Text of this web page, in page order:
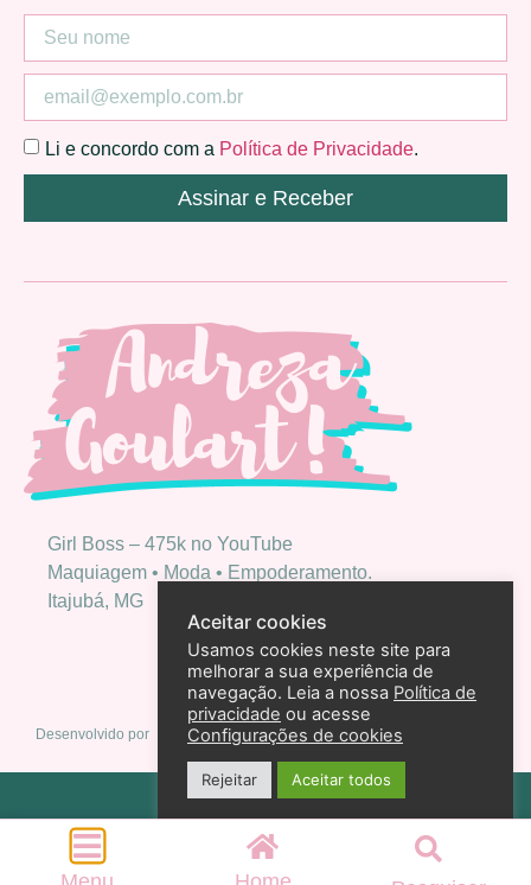
Girl Boss – 475k no YouTube
Maquiagem • Moda • Empoderamento.
Itajubá, MG
Li e concordo com a Política de Privacidade.
Assinar e Receber
Desenvolvido por
Política de privacidade
2026 – Andreza Goulart – Todos os direitos reservados
Aceitar cookies
Usamos cookies neste site para
melhorar a sua experiência de
navegação. Leia a nossa Política de
privacidade ou acesse
Configurações de cookies
Rejeitar Aceitar todos